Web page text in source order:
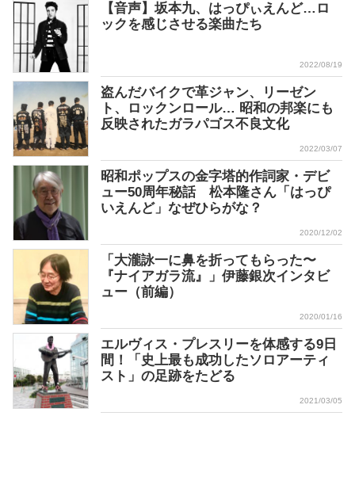
【音声】坂本九、はっぴぃえんど…ロ
ックを感じさせる楽曲たち
2022/08/19
盗んだバイクで革ジャン、リーゼン
ト、ロックンロール… 昭和の邦楽にも
反映されたガラパゴス不良文化
2022/03/07
昭和ポップスの金字塔的作詞家・デビ
ュー50周年秘話 松本隆さん「はっぴ
いえんど」なぜひらがな？
2020/12/02
「⼤瀧詠⼀に⿐を折ってもらった〜
『ナイアガラ流』」伊藤銀次インタビ
ュー（前編）
2020/01/16
エルヴィス・プレスリーを体感する9日
間！「史上最も成功したソロアーティ
スト」の足跡をたどる
2021/03/05